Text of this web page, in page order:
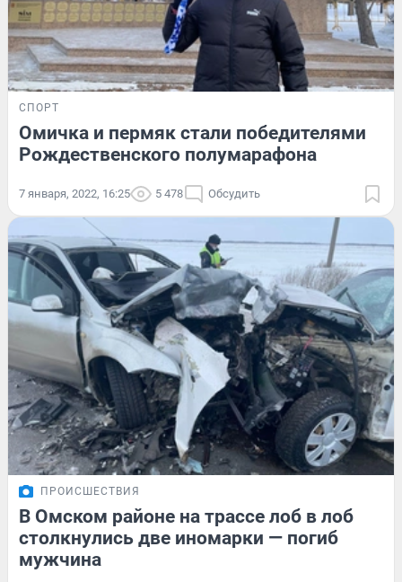
СПОРТ
Омичка и пермяк стали победителями
Рождественского полумарафона
7 января, 2022, 16:25 5 478 Обсудить
ПРОИСШЕСТВИЯ
В Омском районе на трассе лоб в лоб
столкнулись две иномарки — погиб
мужчина